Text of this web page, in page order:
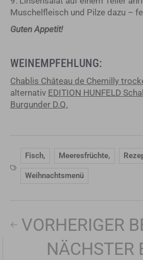
Muschelfleisch und Pilze dazu –
Guten Appetit!
WEINEMPFEHLUNG:
Chablis Château de Chemilly
alternativ EDITION HUNFELD
Burgunder D.Q.
Fisch, Meeresfrüchte,
Weihnachtsmenü
VORHERIGER
NÄCHSTER